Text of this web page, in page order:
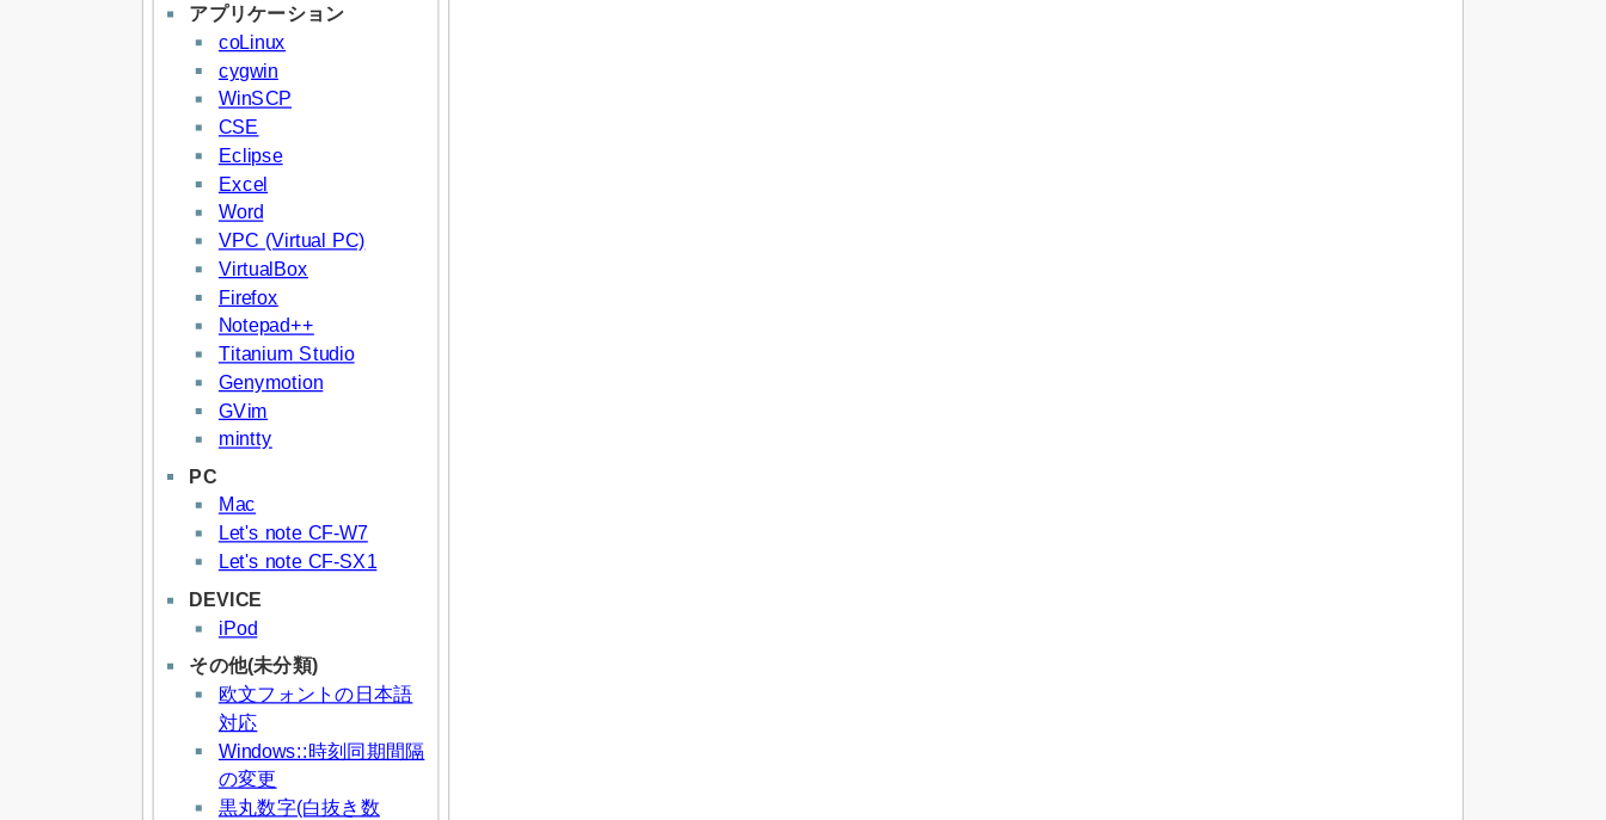
アプリケーション
coLinux
cygwin
WinSCP
CSE
Eclipse
Excel
Word
VPC (Virtual PC)
VirtualBox
Firefox
Notepad++
Titanium Studio
Genymotion
GVim
mintty
PC
Mac
Let's note CF-W7
Let's note CF-SX1
DEVICE
iPod
その他(未分類)
欧文フォントの日本語
対応
Windows::時刻同期間隔
の変更
黒丸数字(白抜き数